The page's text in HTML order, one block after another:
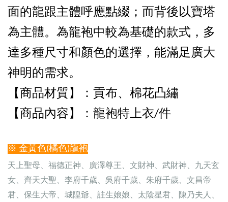
面的龍跟主體呼應點綴；而背後以寶塔
為主體。為龍袍中較為基礎的款式，多
達多種尺寸和顏色的選擇，能滿足廣大
神明的需求。
【商品材質】：貢布、棉花凸繡
【商品內容 】：龍袍特上衣/件
※ 金黃色(橘色)龍袍
天上聖母、福德正神、廣澤尊王、文財神、武財神、九天玄
女、齊天大聖、李府千歲、吳府千歲、朱府千歲、文昌帝
君、保生大帝、城隍爺、註生娘娘、太陰星君、陳乃夫人、